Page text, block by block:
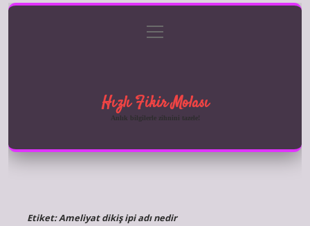
Gizlilik Politikası
menüyü
aç
Hızlı Fikir Molası
Anlık bilgilerle zihnini tazele!
Etiket:Ameliyat dikiş ipi adı nedir